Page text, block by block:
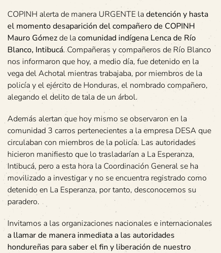
COPINH alerta de manera URGENTE ladetención y hasta
el momento desaparición del compañero de COPINH
Mauro Gómezde lacomunidad indígena Lenca de Río
Blanco, Intibucá. Compañeras y compañeros de Río Blanco
nos informaron que hoy, a medio día, fue detenido en la
vega del Achotal mientras trabajaba, por miembros de la
policía y el ejército de Honduras, el nombrado compañero,
alegando el delito de tala de un árbol.
Además alertan que hoy mismo se observaron en la
comunidad 3 carros pertenecientes a la empresa DESA que
circulaban con miembros de la policía. Las autoridades
hicieron manifiesto que lo trasladarían a La Esperanza,
Intibucá, pero a esta hora la Coordinación General se ha
movilizado a investigar y no se encuentra registrado como
detenido en La Esperanza, por tanto, desconocemos su
paradero.
Invitamos a las organizaciones nacionales e internacionales
a llamar de manera inmediata a las autoridades
hondureñas para saber el fin y liberación de nuestro